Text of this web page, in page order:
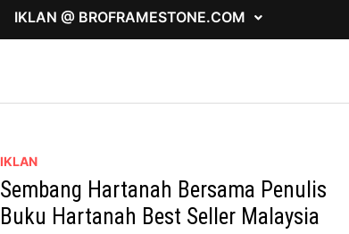
IKLAN @ BROFRAMESTONE.COM
IKLAN
Sembang Hartanah Bersama Penulis
Buku Hartanah Best Seller Malaysia